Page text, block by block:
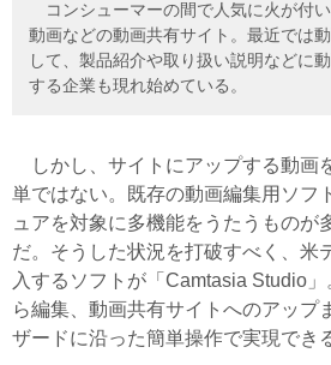
コンシューマーの間で人気に火が付
動画などの動画共有サイト。最近では
して、製品紹介や取り扱い説明などに
する企業も現れ始めている。
しかし、サイトにアップする動画
単ではない。既存の動画編集用ソフ
ュアを対象に多機能をうたうものが
だ。そうした状況を打破すべく、米
入するソフトが「Camtasia Studio
ら編集、動画共有サイトへのアップ
ザードに沿った簡単操作で実現でき